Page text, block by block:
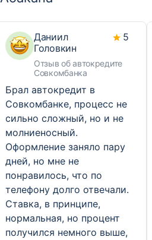
Даниил
Головкин
Отзыв об автокредите
Совкомбанка
5
Брал автокредит в
Совкомбанке, процесс не
сильно сложный, но и не
молниеносный.
Оформление заняло пару
дней, но мне не
понравилось, что по
телефону долго отвечали.
Ставка, в принципе,
нормальная, но процент
получился немного выше,